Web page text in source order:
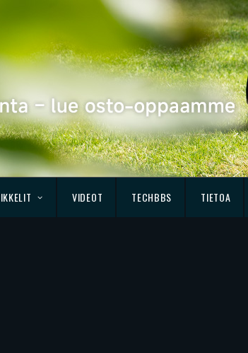
VIDEOT TECHBBS TIETOA